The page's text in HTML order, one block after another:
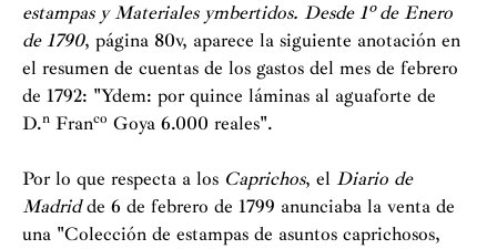
estampas y Materiales ymbertidos. Desde 1º de Enero
de 1790, página 80v, aparece la siguiente anotación en
el resumen de cuentas de los gastos del mes de febrero
de 1792: "Ydem: por quince láminas al aguaforte de
D.n Franco Goya 6.000 reales".
Por lo que respecta a los Caprichos, el Diario de
Madridde 6 de febrero de 1799 anunciaba la venta de
una "Colección de estampas de asuntos caprichosos,